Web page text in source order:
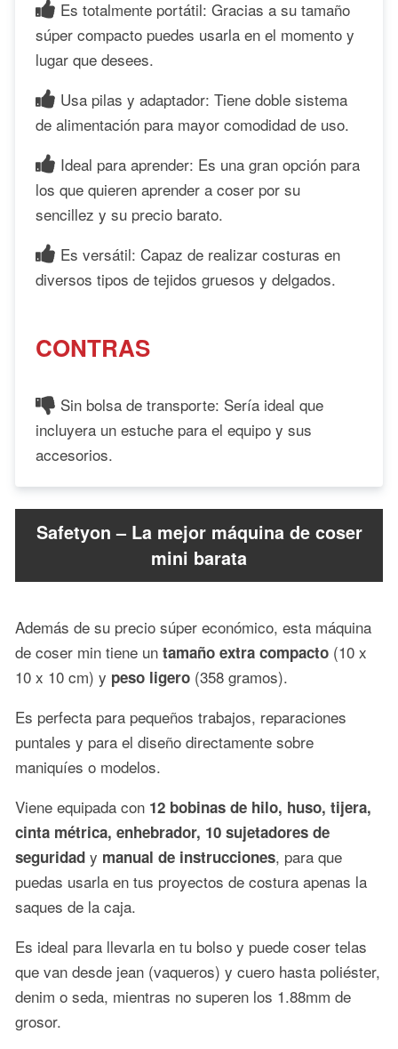
Es totalmente portátil: Gracias a su tamaño
súper compacto puedes usarla en el momento y
lugar que desees.
Usa pilas y adaptador: Tiene doble sistema
de alimentación para mayor comodidad de uso.
Ideal para aprender: Es una gran opción para
los que quieren aprender a coser por su
sencillez y su precio barato.
Es versátil: Capaz de realizar costuras en
diversos tipos de tejidos gruesos y delgados.
CONTRAS
Sin bolsa de transporte: Sería ideal que
incluyera un estuche para el equipo y sus
accesorios.
Safetyon – La mejor máquina de coser
mini barata
Además de su precio súper económico, esta máquina
de coser min tiene un tamaño extra compacto (10 x
10 x 10 cm) y peso ligero (358 gramos).
Es perfecta para pequeños trabajos, reparaciones
puntales y para el diseño directamente sobre
maniquíes o modelos.
Viene equipada con 12 bobinas de hilo, huso, tijera,
cinta métrica, enhebrador, 10 sujetadores de
seguridad y manual de instrucciones, para que
puedas usarla en tus proyectos de costura apenas la
saques de la caja.
Es ideal para llevarla en tu bolso y puede coser telas
que van desde jean (vaqueros) y cuero hasta poliéster,
denim o seda, mientras no superen los 1.88mm de
grosor.